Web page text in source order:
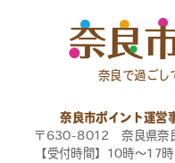
奈良で過ごし
奈良市ポイント運営
〒630-8012 奈良県奈
【受付時間】10時〜17